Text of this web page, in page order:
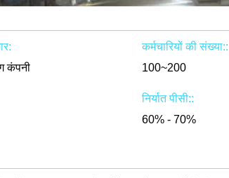
कंपनी
कर्मचारियों की संख्या::
100~200
निर्यात पीसी::
60% - 70%